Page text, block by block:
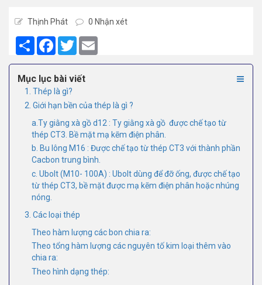
Thịnh Phát 0 Nhận xét
Share Facebook
Twitter
Mục lục bài viết
1. Thép là gì?
2. Giới hạn bền của thép là gì ?
a.Ty giằng xà gồ d12 : Ty giằng xà gồ được chế tạo từ
thép CT3. Bề mặt mạ kẽm điện phân.
b. Bu lông M16 : Được chế tạo từ thép CT3 với thành phần
Cacbon trung bình.
c. Ubolt (M10- 100A) : Ubolt dùng để đỡ ống, được chế tạo
từ thép CT3, bề mặt được mạ kẽm điện phân hoặc nhúng
nóng.
3. Các loại thép
Theo hàm lượng các bon chia ra:
Theo tổng hàm lượng các nguyên tố kim loại thêm vào
chia ra:
Theo hình dạng thép: